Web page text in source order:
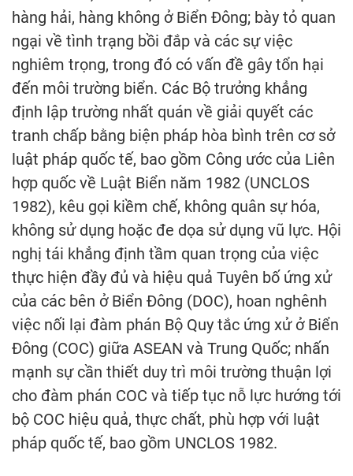
hàng hải, hàng không ở Biển Đông; bày tỏ quan
ngại về tình trạng bồi đắp và các sự việc
nghiêm trọng, trong đó có vấn đề gây tổn hại
đến môi trường biển. Các Bộ trưởng khẳng
định lập trường nhất quán về giải quyết các
tranh chấp bằng biện pháp hòa bình trên cơ sở
luật pháp quốc tế, bao gồm Công ước của Liên
hợp quốc về Luật Biển năm 1982 (UNCLOS
1982), kêu gọi kiềm chế, không quân sự hóa,
không sử dụng hoặc đe dọa sử dụng vũ lực. Hội
nghị tái khẳng định tầm quan trọng của việc
thực hiện đầy đủ và hiệu quả Tuyên bố ứng xử
của các bên ở Biển Đông (DOC), hoan nghênh
việc nối lại đàm phán Bộ Quy tắc ứng xử ở Biển
Đông (COC) giữa ASEAN và Trung Quốc; nhấn
mạnh sự cần thiết duy trì môi trường thuận lợi
cho đàm phán COC và tiếp tục nỗ lực hướng tới
bộ COC hiệu quả, thực chất, phù hợp với luật
pháp quốc tế, bao gồm UNCLOS 1982.